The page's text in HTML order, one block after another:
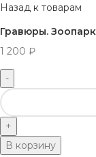
Назад к товарам
Гравюры.
1 200 ₽
В корзину